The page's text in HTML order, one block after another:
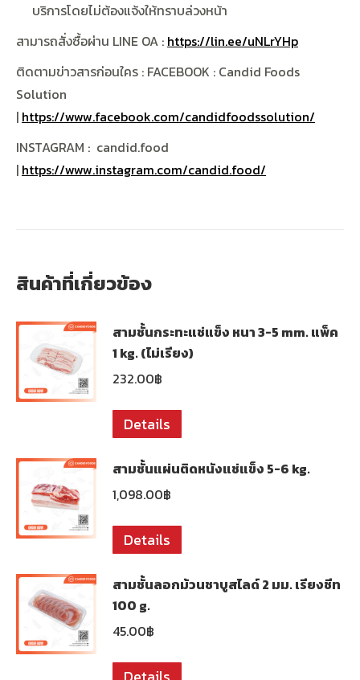
บริการโดยไม่ต้องแจ้งให้ทราบล่วงหน้า
สามารถสั่งซื้อผ่าน LINE OA : https://lin.ee/uNLrYHp
ติดตามข่าวสารก่อนใคร : FACEBOOK : Candid Foods
Solution
| https://www.facebook.com/candidfoodssolution/
INSTAGRAM : candid.food
| https://www.instagram.com/candid.food/
สินค้าที่เกี่ยวข้อง
สามชั้นกระทะแช่แข็ง หนา 3-5 mm. แพ็ค
1 kg. (ไม่เรียง)
232.00฿
Details
สามชั้นแผ่นติดหนังแช่แข็ง 5-6 kg.
1,098.00฿
Details
สามชั้นลอกม้วนชาบูสไลด์ 2 มม. เรียงชีท
100 g.
45.00฿